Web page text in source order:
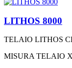
LITHOS 8000
TELAIO LITHOS
MISURA TELAIO